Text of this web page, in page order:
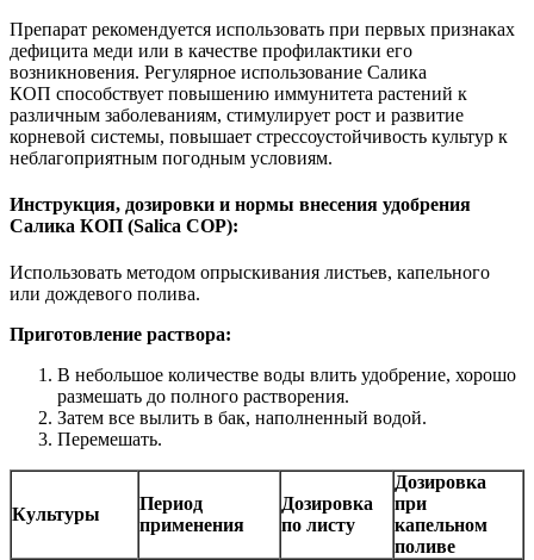
Препарат рекомендуется использовать при первых признаках
дефицита меди или в качестве профилактики его
возникновения. Регулярное использование Салика
КОП способствует повышению иммунитета растений к
различным заболеваниям, стимулирует рост и развитие
корневой системы, повышает стрессоустойчивость культур к
неблагоприятным погодным условиям.
Инструкция, дозировки и нормы внесения удобрения
Салика КОП (Salica COP):
Использовать методом опрыскивания листьев, капельного
или дождевого полива.
Приготовление раствора:
В небольшое количестве воды влить удобрение, хорошо
размешать до полного растворения.
Затем все вылить в бак, наполненный водой.
Перемешать.
Культуры
Период
применения
Дозировка
по листу
Дозировка
при
капельном
поливе